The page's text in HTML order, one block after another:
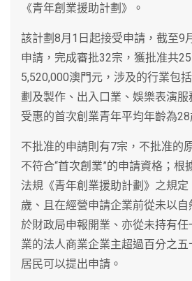
《青年創業援助計劃》。
該計劃8月1日起接受申請，截至9
申請，完成審批32宗，獲批准共
5,520,000澳門元，涉及的行業包
劃及製作、出入口業、娛樂表演服
受惠的首次創業青年平均年齡為28
不批准的申請則有7宗，不批准的
不符合“首次創業”的申請資格；
法規《青年創業援助計劃》之規
歲、且在經營申請企業前從未以
於財政局申報開業、亦從未持有
業的法人商業企業主超過百分之
居民可以提出申請。